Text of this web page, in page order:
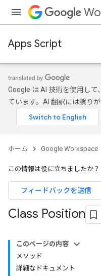
Apps Script
Google は AI 技術を使用し
ています。AI 翻訳には誤り
ホーム Google Workspace
この情報は役に立ちましたか？
フィードバックを送信
Class Position
このページの内容
メソッド
詳細なドキュメント